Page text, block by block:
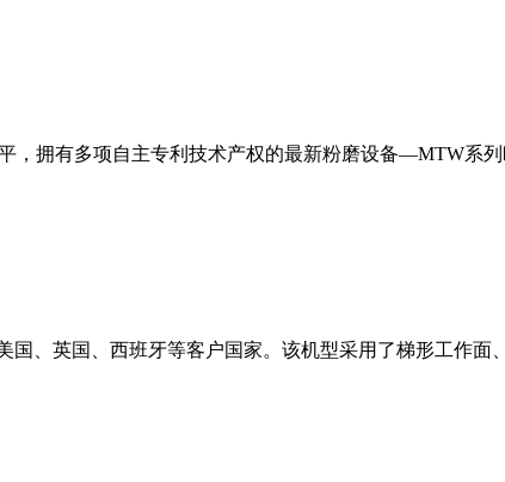
，拥有多项自主专利技术产权的最新粉磨设备—MTW系
、英国、西班牙等客户国家。该机型采用了梯形工作